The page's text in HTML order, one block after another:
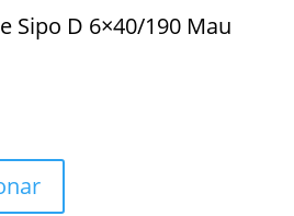
Sipo D 6×40/190 Mau